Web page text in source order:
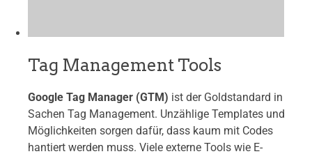
Tag Management Tools
Google Tag Manager (GTM) ist der Goldstandard in
Sachen Tag Management. Unzählige Templates und
Möglichkeiten sorgen dafür, dass kaum mit Codes
hantiert werden muss. Viele externe Tools wie E-